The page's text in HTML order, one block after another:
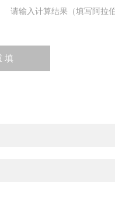
请输入计算结果（填写阿拉